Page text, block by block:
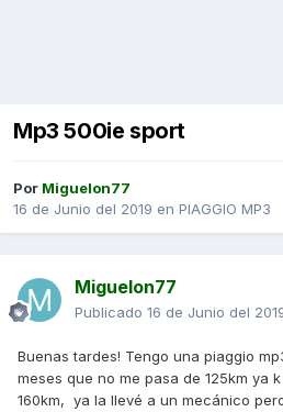
Mp3 500ie sport
Por Miguelon77
16 de Junio del 2019 en PIAGGIO MP3
Miguelon77
Publicado 16 de Junio del
Buenas tardes! Tengo una piaggio
meses que no me pasa de 125km ya
160km, ya la llevé a un mecánico